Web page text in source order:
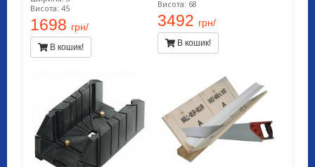
Висота: 45
1698 грн/
В кошик!
Висота: 68
3492 грн/
В кошик!